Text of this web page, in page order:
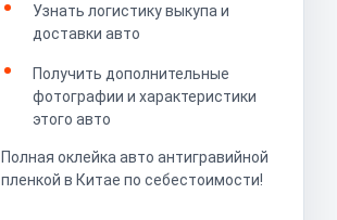
Узнать логистику выкупа и
доставки авто
Получить дополнительные
фотографии и характеристики
этого авто
Полная оклейка авто антигравийной
пленкой в Китае по себестоимости!